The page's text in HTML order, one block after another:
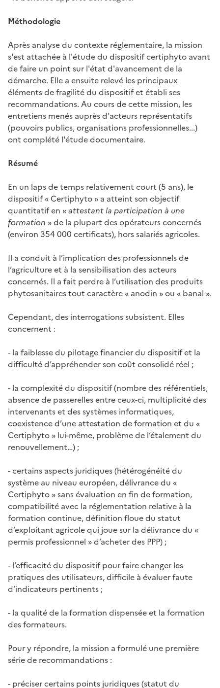
Méthodologie
Après analyse du contexte réglementaire, la mission
s'est attachée à l'étude du dispositif certiphyto avant
de faire un point sur l'état d'avancement de la
démarche. Elle a ensuite relevé les principaux
éléments de fragilité du dispositif et établi ses
recommandations. Au cours de cette mission, les
entretiens menés auprès d'acteurs représentatifs
(pouvoirs publics, organisations professionnelles...)
ont complété l'étude documentaire.
Résumé
En un laps de temps relativement court (5 ans), le
dispositif « Certiphyto » a atteint son objectif
quantitatif en «attestant la participation à une
formation » de la plupart des opérateurs concernés
(environ 354 000 certificats), hors salariés agricoles.
Il a conduit à l’implication des professionnels de
l’agriculture et à la sensibilisation des acteurs
concernés. Il a fait perdre à l’utilisation des produits
phytosanitaires tout caractère « anodin » ou « banal ».
Cependant, des interrogations subsistent. Elles
concernent :
- la faiblesse du pilotage financier du dispositif et la
difficulté d’appréhender son coût consolidé réel ;
- la complexité du dispositif (nombre des référentiels,
absence de passerelles entre ceux-ci, multiplicité des
intervenants et des systèmes informatiques,
coexistence d’une attestation de formation et du «
Certiphyto » lui-même, problème de l’étalement du
renouvellement…) ;
- certains aspects juridiques (hétérogénéité du
système au niveau européen, délivrance du «
Certiphyto » sans évaluation en fin de formation,
compatibilité avec la réglementation relative à la
formation continue, définition floue du statut
d’exploitant agricole qui joue sur la délivrance du «
permis professionnel » d’acheter des PPP) ;
- l’efficacité du dispositif pour faire changer les
pratiques des utilisateurs, difficile à évaluer faute
d’indicateurs pertinents ;
- la qualité de la formation dispensée et la formation
des formateurs.
Pour y répondre, la mission a formulé une première
série de recommandations :
- préciser certains points juridiques (statut du